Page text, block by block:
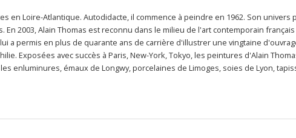
en Loire-Atlantique. Autodidacte, il commence à peindre en 1962. Son
2003, Alain Thomas est reconnu dans le milieu de l'art contemporain
a permis en plus de quarante ans de carrière d'illustrer une vingtaine
Exposées avec succès à Paris, New-York, Tokyo, les peintures d'Alain
enluminures, émaux de Longwy, porcelaines de Limoges, soies de Lyon,